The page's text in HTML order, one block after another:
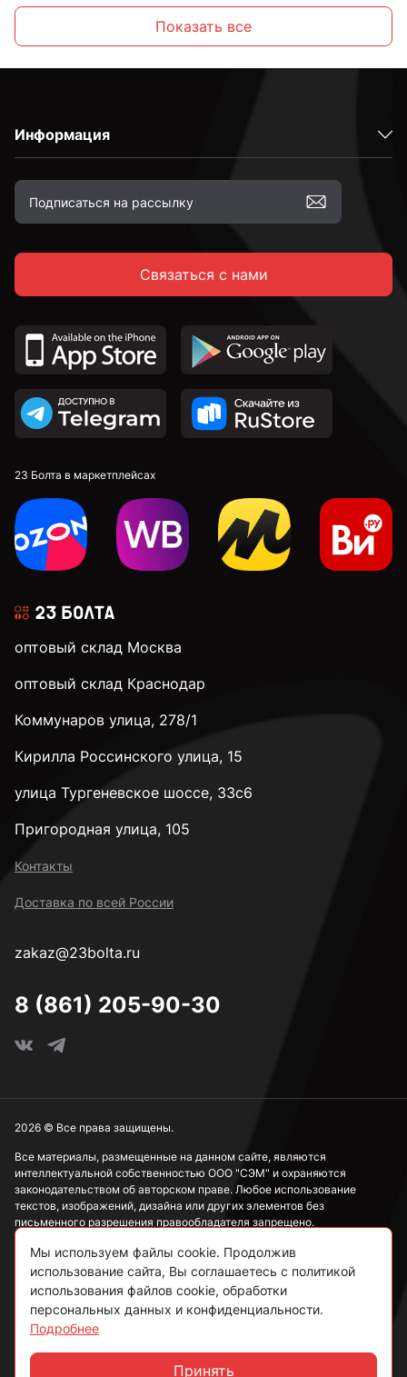
2,4 мм
2,5 мм
2,7 мм
2,8 мм
2,9 мм
3 мм
3,3 мм
3,4 мм
3,8 мм
4 мм
4,2 мм
Показать все
Информация
Связаться с нами
23 Болта в маркетплейсах
оптовый склад Москва
оптовый склад Краснодар
Коммунаров улица, 278/1
Кирилла Россинского улица, 15
улица Тургеневское шоссе, 33с6
Пригородная улица, 105
Контакты
Доставка по всей России
zakaz@23bolta.ru
8 (861) 205-90-30
Все материалы, размещенные на данном сайте, являются
интеллектуальной собственностью ООО "СЭМ" и охраняются
законодательством об авторском праве. Любое использование
текстов, изображений, дизайна или других элементов без
письменного разрешения правообладателя запрещено.
Информация, представленная на сайте, носит исключительно
ознакомительный характер и не может рассматриваться как
публичная оферта в соответствии со ст. 437 ГК РФ.
Политика конфиденциальности
Согласие на обработку данных
2026 © Все права защищены.
Мы используем файлы cookie. Продолжив
использование сайта, Вы соглашаетесь с политикой
использования файлов cookie, обработки
персональных данных и конфиденциальности.
Подробнее
Принять